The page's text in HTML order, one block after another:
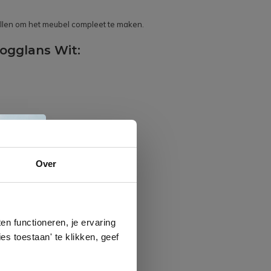
Over
functioneren, je ervaring
toestaan' te klikken, geef
om het meubel compleet te maken.
Wit: